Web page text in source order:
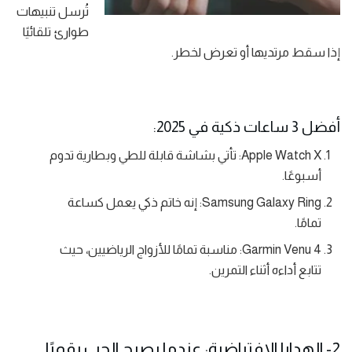
تُرسل تنبيهات
طوارئ تلقائيًا
إذا سقط مرتديها أو تعرض لخطر.
أفضل 3 ساعات ذكية في 2025:
Apple Watch X: تأتي بشاشة قابلة للطي وبطارية تدوم
أسبوعًا.
Samsung Galaxy Ring: إنه خاتم ذكي يعمل كساعة
تمامًا.
Garmin Venu 4: مناسبة تمامًا للأزواج الرياضيين، حيث
تتابع أداءه أثناء التمرين.